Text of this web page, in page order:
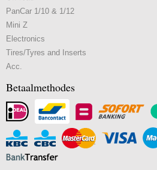
PanCar 1/10 & 1/12
Mini Z
Electronics
Tires/Tyres and Inserts
Acc.
Betaalmethodes